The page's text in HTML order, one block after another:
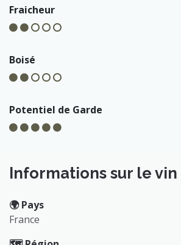
Fraicheur
Boisé
Potentiel de Garde
Informations sur le vin
🌍️ Pays
France